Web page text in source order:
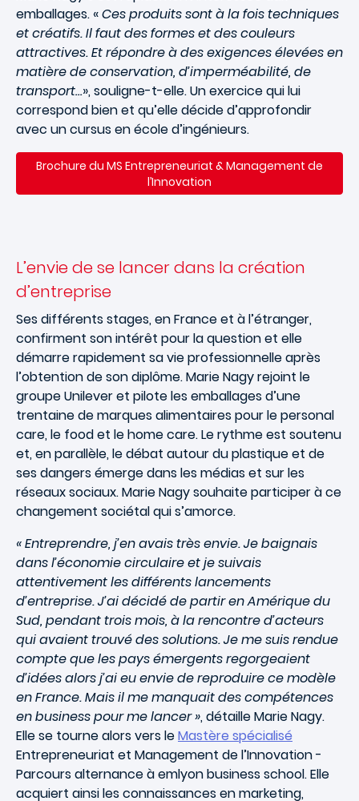
emballages. «Ces produits sont à la fois techniques
et créatifs. Il faut des formes et des couleurs
attractives. Et répondre à des exigences élevées en
matière de conservation, d’imperméabilité, de
transport…», souligne-t-elle. Un exercice qui lui
correspond bien et qu’elle décide d’approfondir
avec un cursus en école d’ingénieurs.
Brochure du MS Entrepreneuriat & Management de
l’Innovation
L’envie de se lancer dans la création
d’entreprise
Ses différents stages, en France et à l’étranger,
confirment son intérêt pour la question et elle
démarre rapidement sa vie professionnelle après
l’obtention de son diplôme. Marie Nagy rejoint le
groupe Unilever et pilote les emballages d’une
trentaine de marques alimentaires pour le personal
care, le food et le home care. Le rythme est soutenu
et, en parallèle, le débat autour du plastique et de
ses dangers émerge dans les médias et sur les
réseaux sociaux. Marie Nagy souhaite participer à ce
changement sociétal qui s’amorce.
« Entreprendre, j’en avais très envie. Je baignais
dans l’économie circulaire et je suivais
attentivement les différents lancements
d’entreprise. J’ai décidé de partir en Amérique du
Sud, pendant trois mois, à la rencontre d’acteurs
qui avaient trouvé des solutions. Je me suis rendue
compte que les pays émergents regorgeaient
d’idées alors j’ai eu envie de reproduire ce modèle
en France. Mais il me manquait des compétences
en business pour me lancer », détaille Marie Nagy.
Elle se tourne alors vers leMastère spécialisé
Entrepreneuriat et Management de l’Innovation-
Parcours alternanceà emlyon business school. Elle
acquiert ainsi les connaissances en marketing,